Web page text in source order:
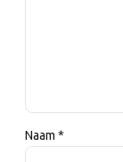
Naam *